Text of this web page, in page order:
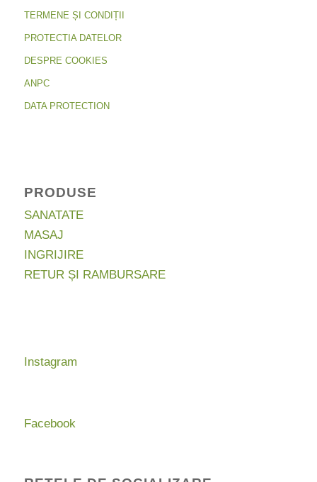
TERMENE ȘI CONDIȚII
PROTECTIA DATELOR
DESPRE COOKIES
ANPC
DATA PROTECTION
PRODUSE
SANATATE
MASAJ
INGRIJIRE
RETUR ȘI RAMBURSARE
Instagram
Facebook